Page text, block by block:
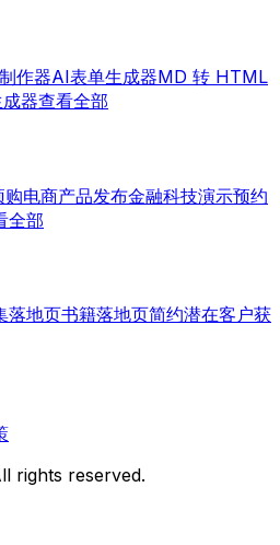
作器AI表单生成器MD 转 HTML
器查看全部
购电商产品发布金融科技演示预约
全部
落地页书籍落地页简约潜在客户获
rights reserved.